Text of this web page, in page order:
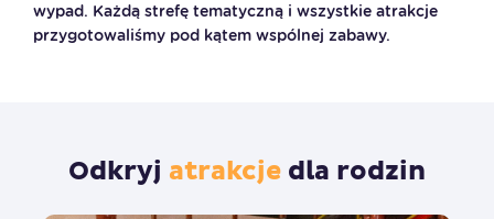
wypad. Każdą strefę tematyczną i wszystkie atrakcje
przygotowaliśmy pod kątem wspólnej zabawy.
Odkryj atrakcje dla rodzin